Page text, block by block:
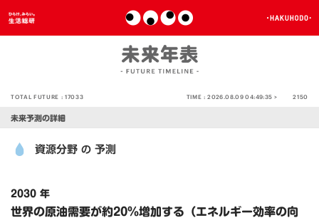
TOTAL FUTURE :17033 TIME :2026.08.09 04:49:35 > 2150
未来予測の詳細
資源分野 の 予測
2030 年
世界の原油需要が約20％増加する（エネルギー効率の向